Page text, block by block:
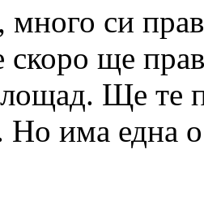
много си
скоро ще
Ще те
Но има една